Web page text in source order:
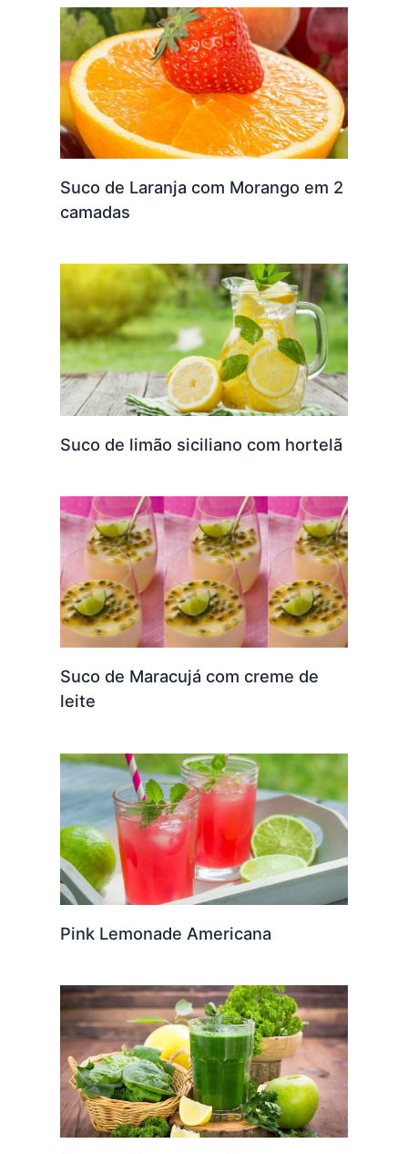
Suco de Laranja com Morango em 2
camadas
Suco de limão siciliano com hortelã
Suco de Maracujá com creme de
leite
Pink Lemonade Americana